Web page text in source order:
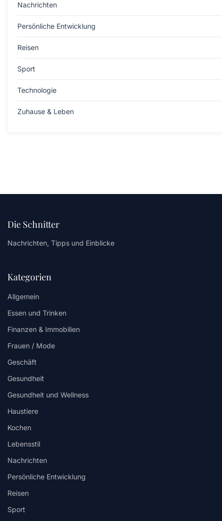
Nachrichten
Persönliche Entwicklung
Reisen
Sport
Technologie
Zuhause & Leben
Die Schnitter
Nachrichten, Tipps und Einblicke
Kategorien
Allgemein
Essen und Trinken
Finanzen & Immobilien
Frauen / Mode
Geschäft
Gesundheit
Gesundheit und Wellness
Haustiere
Kochen
Lebensstil
Nachrichten
Persönliche Entwicklung
Reisen
Sport